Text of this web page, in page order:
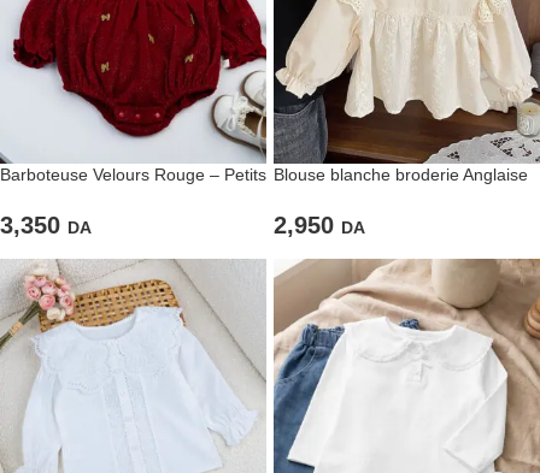
Barboteuse Velours Rouge – Petits
3,350 DA
Blouse blanche broderie Anglaise
2,950 DA